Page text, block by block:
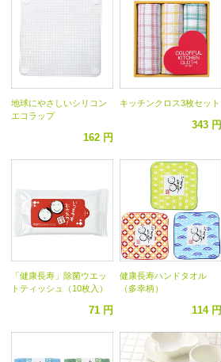
地球にやさしいシリコン
エコラップ
162 円
キッチンクロス3枚セット
343 円
「健康長寿」除菌ウエッ
トティッシュ（10枚入）
71 円
健康長寿ハンドタオル
（多幸柄）
114 円